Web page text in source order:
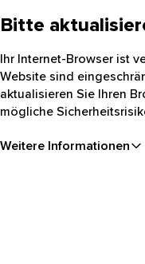
Bitte
Ihr Internet-Browser ist
Website sind
aktualisieren Sie Ihren
mögliche
Weitere Informationen